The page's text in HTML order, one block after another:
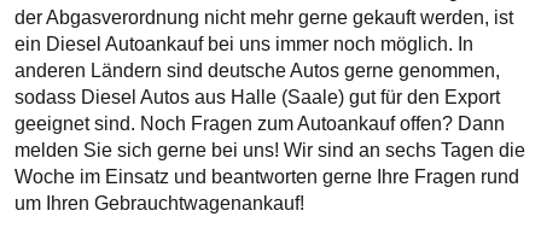
der Abgasverordnung nicht mehr gerne gekauft werden, ist
ein Diesel Autoankauf bei uns immer noch möglich. In
anderen Ländern sind deutsche Autos gerne genommen,
sodass Diesel Autos aus Halle (Saale) gut für den Export
geeignet sind. Noch Fragen zum Autoankauf offen? Dann
melden Sie sich gerne bei uns! Wir sind an sechs Tagen die
Woche im Einsatz und beantworten gerne Ihre Fragen rund
um Ihren Gebrauchtwagenankauf!